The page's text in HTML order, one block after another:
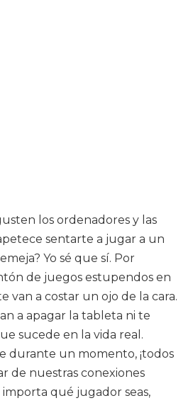
los ordenadores y las
sentarte a jugar a un
Yo sé que sí. Por
de juegos estupendos en
van a costar un ojo de la cara.
a apagar la tableta ni te
sucede en la vida real.
durante un momento, ¡todos
de nuestras conexiones
importa qué jugador seas,